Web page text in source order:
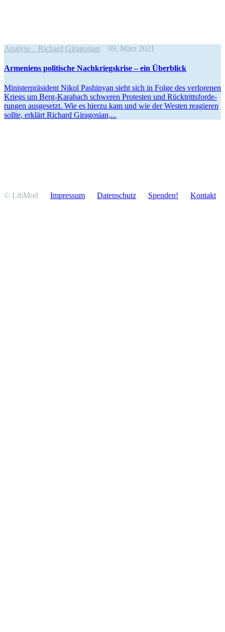
Analyse Richard Giragosian 09. März 2021
Armeniens politische Nachkriegs­krise – ein Überblick
Minis­ter­prä­sident Nikol Pashinyan sieht sich in Folge des verlo­renen
Kriegs um Berg-Karabach schweren Protesten und Rücktritts­for­de­
rungen ausge­setzt. Wie es hierzu kam und wie der Westen reagieren
sollte, erklärt Richard Giragosian,...
© LibMod Impressum Daten­schutz Spenden! Kontakt